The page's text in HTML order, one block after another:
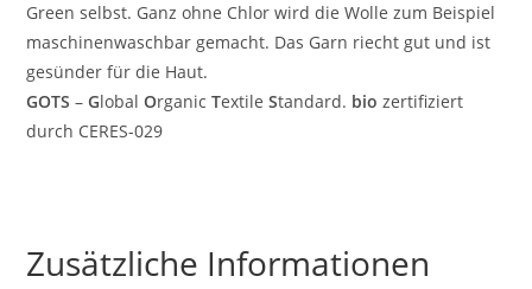
Green selbst. Ganz ohne Chlor wird die Wolle zum Beispiel
maschinenwaschbar gemacht. Das Garn riecht gut und ist
gesünder für die Haut.
GOTS –GlobalOrganicTextileStandard. bio zertifiziert
durch CERES-029
Zusätzliche Informationen